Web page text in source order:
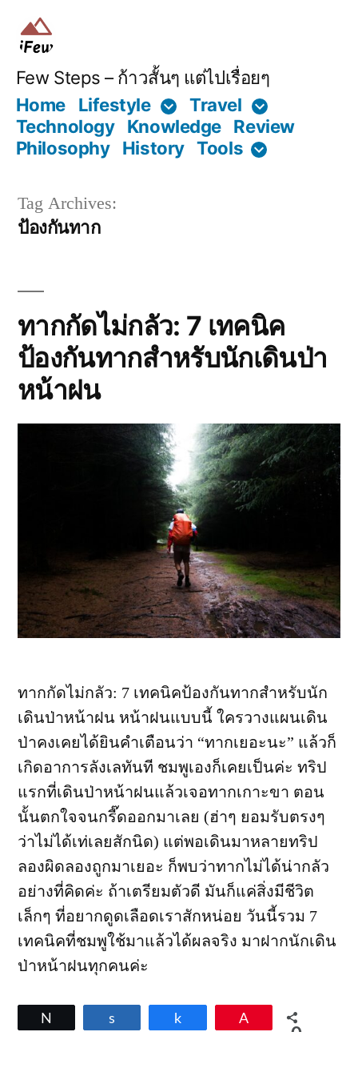
Few Steps – ก้าวสั้นๆ แต่ไปเรื่อยๆ
Home
Lifestyle
Travel
Technology
Knowledge Review
Philosophy
History Tools
Tag Archives:
ป้องกันทาก
ทากกัดไม่กลัว: 7 เทคนิค
ป้องกันทากสำหรับนักเดินป่า
หน้าฝน
ทากกัดไม่กลัว: 7 เทคนิคป้องกันทากสำหรับนัก
เดินป่าหน้าฝน หน้าฝนแบบนี้ ใครวางแผนเดิน
ป่าคงเคยได้ยินคำเตือนว่า “ทากเยอะนะ” แล้วก็
เกิดอาการลังเลทันที ชมพูเองก็เคยเป็นค่ะ ทริป
แรกที่เดินป่าหน้าฝนแล้วเจอทากเกาะขา ตอน
นั้นตกใจจนกรี๊ดออกมาเลย (ฮ่าๆ ยอมรับตรงๆ
ว่าไม่ได้เท่เลยสักนิด) แต่พอเดินมาหลายทริป
ลองผิดลองถูกมาเยอะ ก็พบว่าทากไม่ได้น่ากลัว
อย่างที่คิดค่ะ ถ้าเตรียมตัวดี มันก็แค่สิ่งมีชีวิต
เล็กๆ ที่อยากดูดเลือดเราสักหน่อย วันนี้รวม 7
เทคนิคที่ชมพูใช้มาแล้วได้ผลจริง มาฝากนักเดิน
ป่าหน้าฝนทุกคนค่ะ
0